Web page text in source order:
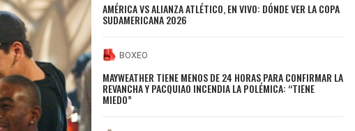
AMÉRICA VS ALIANZA ATLÉTICO, EN VIVO: DÓNDE VER LA COPA
SUDAMERICANA 2026
BOXEO
MAYWEATHER TIENE MENOS DE 24 HORAS PARA CONFIRMAR LA
REVANCHA Y PACQUIAO INCENDIA LA POLÉMICA: “TIENE
MIEDO”